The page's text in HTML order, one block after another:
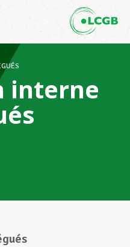
DE
interne